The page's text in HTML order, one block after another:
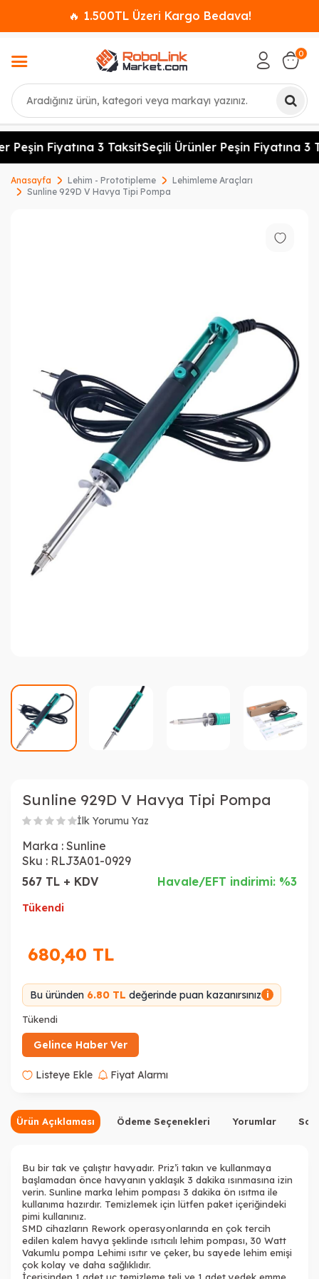
🔥 1.500TL Üzeri Kargo Bedava!
Ara
0
Peşin Fiyatına 3 TaksitSeçili Ürünler Peşin Fiyatına 3
Anasayfa Lehim - Prototipleme
Lehimleme Araçları
Sunline 929D V Havya Tipi Pompa
Sunline 929D V Havya Tipi Pompa
İlk Yorumu Yaz
Marka : Sunline
Sku : RLJ3A01-0929
567 TL + KDV
Havale/EFT indirimi: %3
Tükendi
680,40 TL
Bu üründen 6.80 TL değerinde puan kazanırsınız i
Tükendi
Gelince Haber Ver
Listeye Ekle Fiyat Alarmı
Ürün Açıklaması Ödeme Seçenekleri Yorumlar
Bu bir tak ve çalıştır havyadır. Priz’i takın ve kullanmaya
başlamadan önce havyanın yaklaşık 3 dakika ısınmasına izin
verin. Sunline marka lehim pompası 3 dakika ön ısıtma ile
kullanıma hazırdır. Temizlemek için lütfen paket içeriğindeki
pimi kullanınız.
SMD cihazların Rework operasyonlarında en çok tercih
edilen kalem havya şeklinde ısıtıcılı lehim pompası, 30 Watt
Vakumlu pompa Lehimi ısıtır ve çeker, bu sayede lehim emişi
çok kolay ve daha sağlıklıdır.